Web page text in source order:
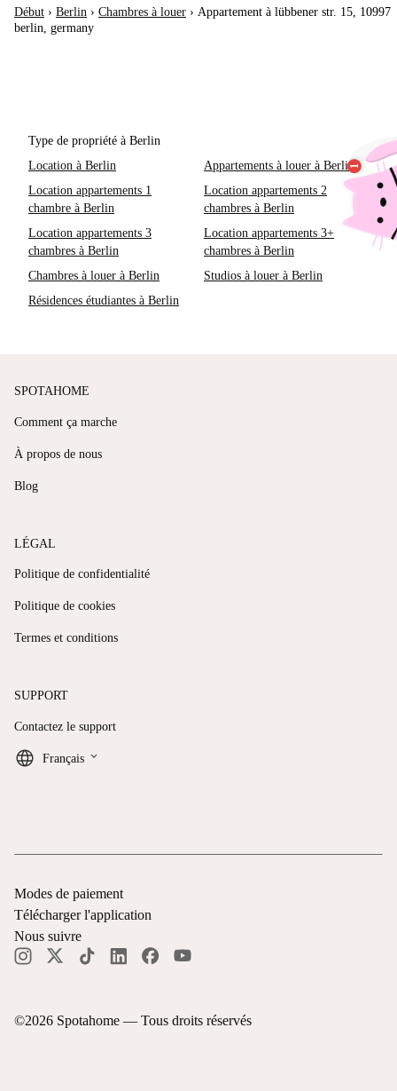
Début › Berlin › Chambres à louer › Appartement à lübbener str. 15, 10997
berlin, germany
Type de propriété à Berlin
Location à Berlin
Appartements à louer à Berlin
Location appartements 1
chambre à Berlin
Location appartements 2
chambres à Berlin
Location appartements 3
chambres à Berlin
Location appartements 3+
chambres à Berlin
Chambres à louer à Berlin
Studios à louer à Berlin
Résidences étudiantes à Berlin
SPOTAHOME
Comment ça marche
À propos de nous
Blog
LÉGAL
Politique de confidentialité
Politique de cookies
Termes et conditions
SUPPORT
Contactez le support
Français keyboard_arrow_down
©2026 Spotahome — Tous droits réservés
Modes de paiement
Télécharger l'application
Nous suivre